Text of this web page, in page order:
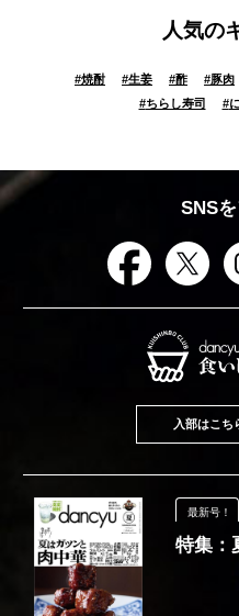
人気の
#焼酎 #生姜 #酢 #豚肉
#ちらし寿司 #
SNS
入部はこち
最新号！
特集：